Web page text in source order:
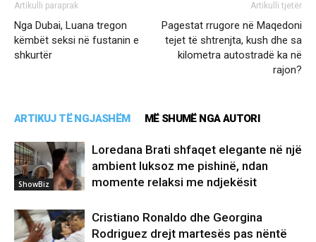
Artikulli paraprak
Nga Dubai, Luana tregon
këmbët seksi në fustanin e
shkurtër
Artikulli tjetër
Pagestat rrugore në Maqedoni
tejet të shtrenjta, kush dhe sa
kilometra autostradë ka në
rajon?
ARTIKUJ TË NGJASHËM MË SHUMË NGA AUTORI
ShowBiz
Loredana Brati shfaqet elegante në një
ambient luksoz me pishinë, ndan
momente relaksi me ndjekësit
Cristiano Ronaldo dhe Georgina
Rodriguez drejt martesës pas nëntë